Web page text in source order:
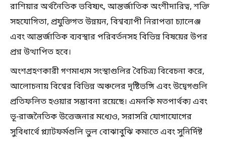
রাশিয়ার অর্থনৈতিক ভবিষ্যৎ, আন্তর্জাতিক অংশীদারিত্ব, শক্তি
সহযোগিতা, প্রযুক্তিগত উন্নয়ন, বিশ্বব্যাপী নিরাপত্তা চ্যালেঞ্জ
এবং আন্তর্জাতিক ব্যবস্থার পরিবর্তনসহ বিভিন্ন বিষয়ের উপর
প্রশ্ন উত্থাপিত হবে।
অংশগ্রহণকারী গণমাধ্যম সংস্থাগুলির বৈচিত্র্য বিবেচনা করে,
আলোচনায় বিশ্বের বিভিন্ন অঞ্চলের দৃষ্টিভঙ্গি এবং উদ্বেগগুলি
প্রতিফলিত হওয়ার সম্ভাবনা রয়েছে। এমনকি মতপার্থক্য এবং
ভূ-রাজনৈতিক উত্তেজনার মধ্যেও, সরাসরি যোগাযোগের
সুবিধার্থে প্ল্যাটফর্মগুলি ভুল বোঝাবুঝি কমাতে এবং সুনির্দিষ্ট